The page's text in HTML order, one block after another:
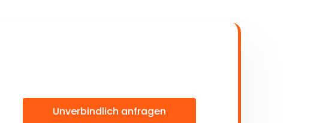
Unverbindlich anfragen